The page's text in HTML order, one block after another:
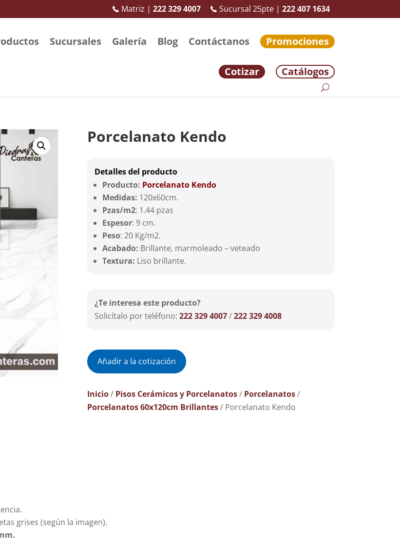
Matriz | 222 329 4007 Sucursal 25pte | 222 407 1634
Sucursales Galería Blog Contáctanos Promociones
Cotizar Catálogos
Porcelanato Kendo
Detalles del producto
Producto: Porcelanato Kendo
Medidas: 120x60cm.
Pzas/m2: 1.44 pzas
Espesor: 9 cm.
Peso: 20 Kg/m2.
Acabado: Brillante, marmoleado – veteado
Textura: Liso brillante.
¿Te interesa este producto?
Solicítalo por teléfono: 222 329 4007/222 329 4008
Añadir a la cotización
Inicio/ Pisos Cerámicos y Porcelanatos/ Porcelanatos/
Porcelanatos 60x120cm Brillantes/ Porcelanato Kendo
grises (según la imagen).